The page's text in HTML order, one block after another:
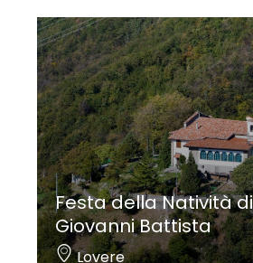
Festa della Natività
Giovanni Battista
Lovere